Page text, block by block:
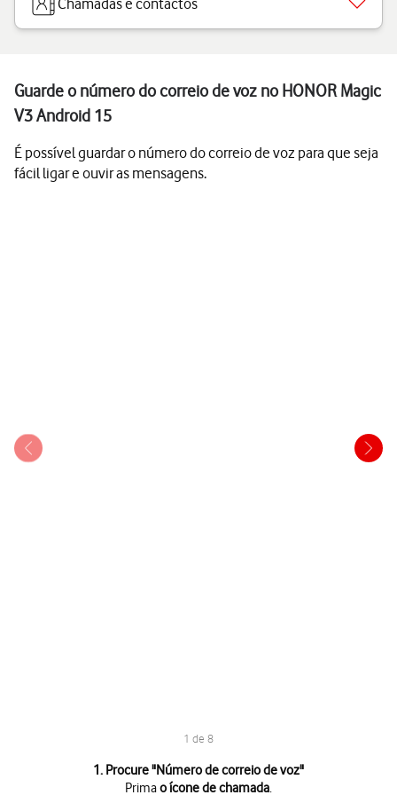
Chamadas e contactos
Guarde o número do correio de voz no HONOR Magic
V3 Android 15
É possível guardar o número do correio de voz para que seja
fácil ligar e ouvir as mensagens.
1 de 8
1. Procure "Número de correio de voz"
Primao ícone de chamada.